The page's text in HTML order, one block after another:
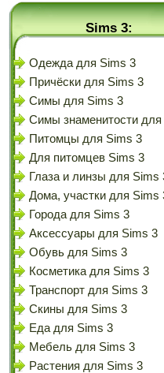
Sims 3:
Одежда для Sims 3
Причёски для Sims 3
Симы для Sims 3
Симы знаменитости для
Питомцы для Sims 3
Для питомцев Sims 3
Глаза и линзы для Sims
Дома, участки для Sims
Города для Sims 3
Аксессуары для Sims 3
Обувь для Sims 3
Косметика для Sims 3
Транспорт для Sims 3
Скины для Sims 3
Еда для Sims 3
Мебель для Sims 3
Растения для Sims 3